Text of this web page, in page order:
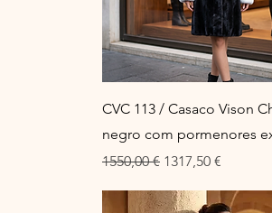
CVC 113 / Casaco Vison
negro com pormenores
Preço normal
1550,00 € Preço
1317,50 €